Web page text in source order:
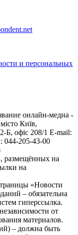
и персональных
онлайн-медиа -
Київ,
офіс 208/1 E-mail:
044-205-43-00
размещённых на
на
«Новости
– обязательна
гиперссылка.
от
материалов.
– должна быть